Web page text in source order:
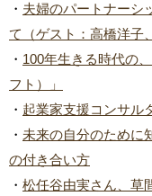
・ 夫婦のパートナーシ
て（ゲスト：高橋洋子
・ 100年生きる時代の
フト）」
・ 起業家支援コンサ
・ 未来の自分のために
の付き合い方
・ 松任谷由実さん、草